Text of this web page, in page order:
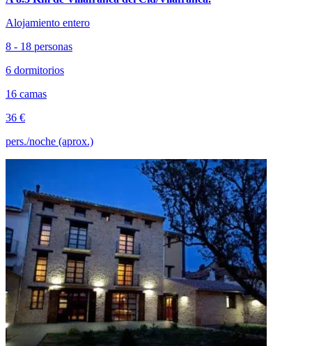
Alojamiento entero
8 - 18 personas
6 dormitorios
16 camas
36 €
pers./noche (aprox.)